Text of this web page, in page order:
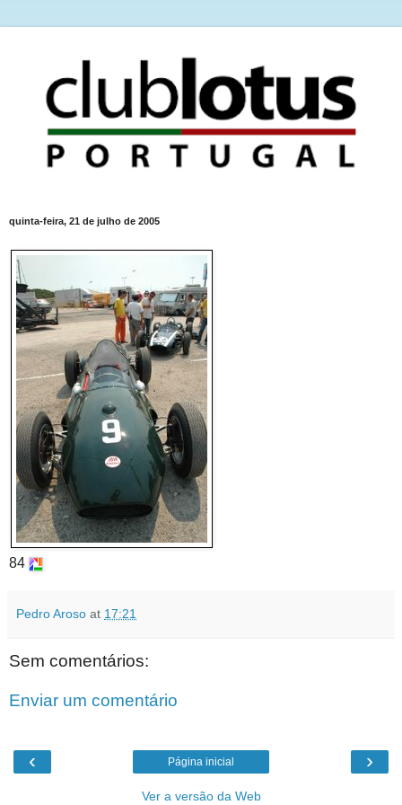
quinta-feira, 21 de julho de 2005
84
Pedro Aroso at 17:21
Sem comentários:
Enviar um comentário
‹ ›
Página inicial
Ver a versão da Web